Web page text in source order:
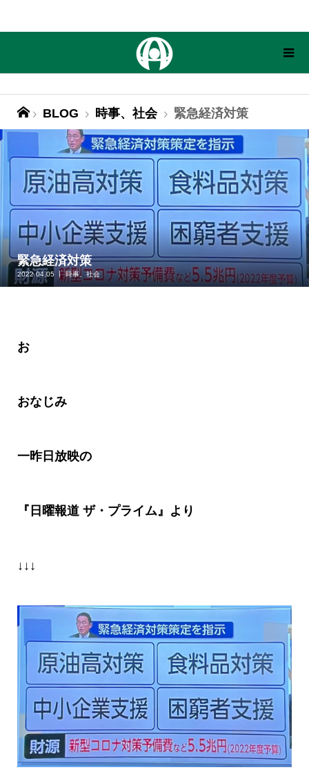
BLOG 時事、社会 緊急経済対策
緊急経済対策
2022.04.05 時事、社会
お
おなじみ
一昨日放映の
『日曜報道 ザ・プライム』より
↓↓↓